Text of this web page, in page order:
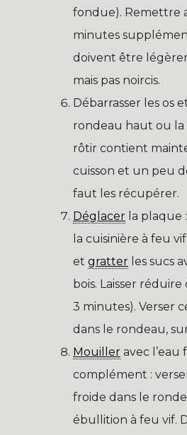
fondue). Remettre
minutes
doivent être
mais pas noircis.
Débarrasser les os
rondeau haut ou la
rôtir contient
cuisson et un peu
faut les récupérer.
Déglacer la plaque
la cuisinière à feu
et gratter les sucs
bois. Laisser
3 minutes). Verser
dans le rondeau,
Mouiller avec l’eau
complément :
froide dans le
ébullition à feu vif.